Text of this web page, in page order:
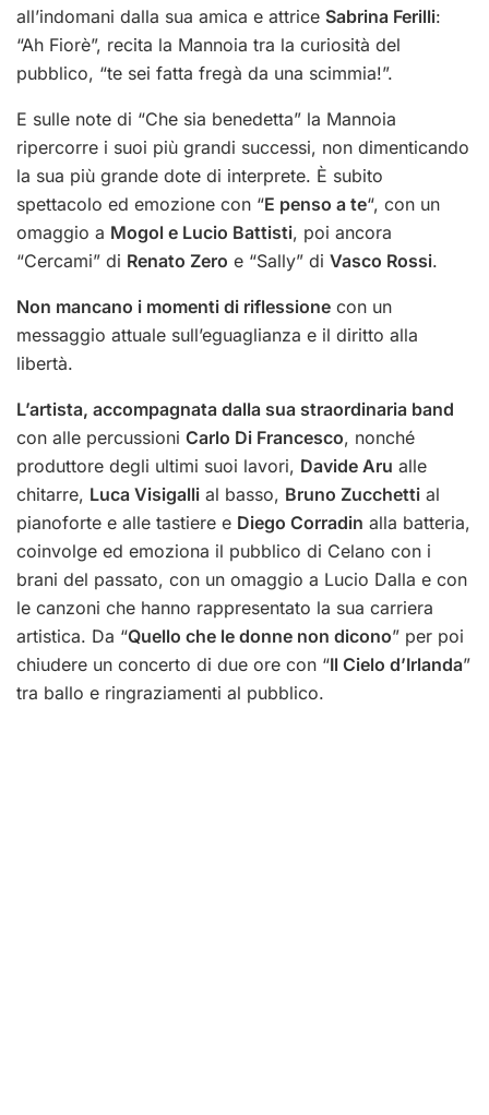
all’indomani dalla sua amica e attrice Sabrina Ferilli:
“Ah Fiorè”, recita la Mannoia tra la curiosità del
pubblico, “te sei fatta fregà da una scimmia!”.
E sulle note di “Che sia benedetta” la Mannoia
ripercorre i suoi più grandi successi, non dimenticando
la sua più grande dote di interprete. È subito
spettacolo ed emozione con “E penso a te“, con un
omaggio a Mogol e Lucio Battisti, poi ancora
“Cercami” di Renato Zero e “Sally” di Vasco Rossi.
Non mancano i momenti di riflessione con un
messaggio attuale sull’eguaglianza e il diritto alla
libertà.
L’artista, accompagnata dalla sua straordinaria band
con alle percussioni Carlo Di Francesco, nonché
produttore degli ultimi suoi lavori, Davide Aru alle
chitarre, Luca Visigalli al basso, Bruno Zucchetti al
pianoforte e alle tastiere e Diego Corradin alla batteria,
coinvolge ed emoziona il pubblico di Celano con i
brani del passato, con un omaggio a Lucio Dalla e con
le canzoni che hanno rappresentato la sua carriera
artistica. Da “Quello che le donne non dicono” per poi
chiudere un concerto di due ore con “Il Cielo d’Irlanda”
tra ballo e ringraziamenti al pubblico.